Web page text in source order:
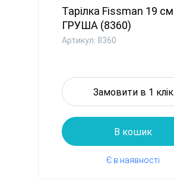
Тарілка Fissman 19 см
ГРУША (8360)
Артикул: 8360
Замовити в 1 клік
В кошик
Є в наявності